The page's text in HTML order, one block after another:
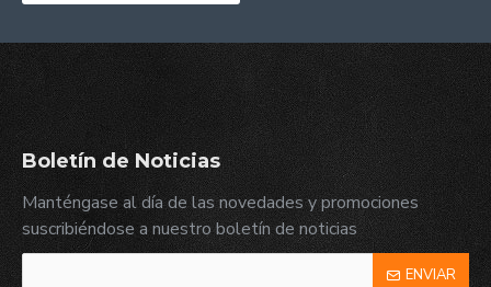
Boletín de Noticias
Manténgase al día de las novedades y promociones
suscribiéndose a nuestro boletín de noticias
ENVIAR